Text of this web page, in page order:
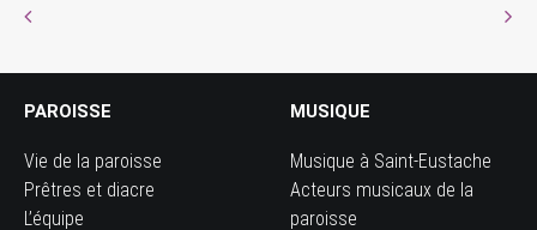
PAROISSE
Vie de la paroisse
Prêtres et diacre
L’équipe
MUSIQUE
Musique à Saint-Eustache
Acteurs musicaux de la
paroisse